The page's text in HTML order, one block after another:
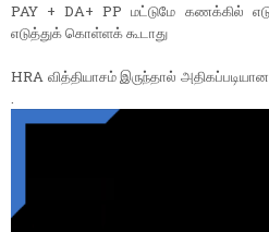
PAY + DA+ PP மட்டுமே கணக்கில்
எடுத்துக் கொள்ளக் கூடாது
HRA வித்தியாசம் இருந்தால்
.